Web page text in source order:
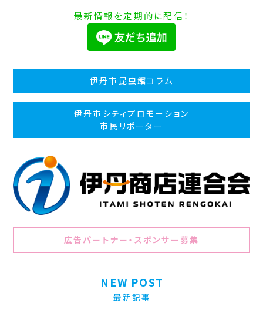
最新情報を定期的に配信！
伊丹市昆虫館コラム
伊丹市シティプロモーション
市民リポーター
広告パートナー・スポンサー募集
NEW POST
最新記事